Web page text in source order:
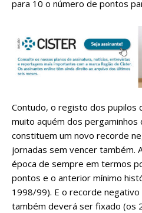
para 10 o número de pontos
Contudo, o registo dos pupilos
muito aquém dos pergaminhos
constituem um novo recorde
jornadas sem vencer também.
época de sempre em termos
pontos e o anterior mínimo
1998/99). E o recorde
também deverá ser fixado (os